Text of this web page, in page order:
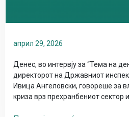
април 29, 2026
Денес, во интервју за “Тема на
директорот на Државниот
Ивица Ангеловски, говореше за
криза врз прехранбениот сектор и